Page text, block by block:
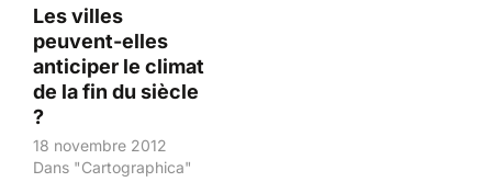
Les villes
peuvent-elles
anticiper le climat
de la fin du siècle
?
18 novembre 2012
Dans "Cartographica"